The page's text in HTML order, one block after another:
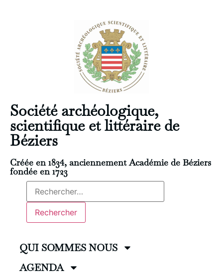
Société archéologique,
scientifique et littéraire de
Béziers
Créée en 1834, anciennement Académie de Béziers
fondée en 1723
QUI SOMMES NOUS
AGENDA